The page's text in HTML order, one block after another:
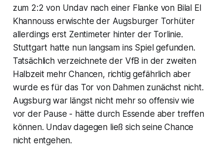
zum 2:2 von Undav nach einer Flanke von Bilal El
Khannouss erwischte der Augsburger Torhüter
allerdings erst Zentimeter hinter der Torlinie.
Stuttgart hatte nun langsam ins Spiel gefunden.
Tatsächlich verzeichnete der VfB in der zweiten
Halbzeit mehr Chancen, richtig gefährlich aber
wurde es für das Tor von Dahmen zunächst nicht.
Augsburg war längst nicht mehr so offensiv wie
vor der Pause - hätte durch Essende aber treffen
können. Undav dagegen ließ sich seine Chance
nicht entgehen.